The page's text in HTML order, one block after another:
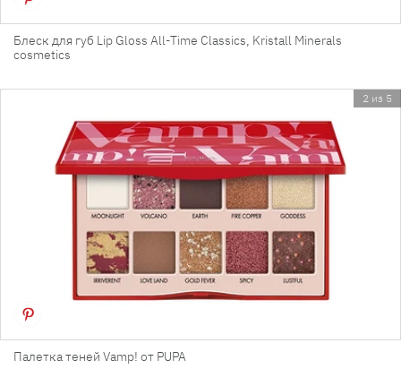
Блеск для губ Lip Gloss All-Time Classics, Kristall Minerals
cosmetics
2 из 5
Палетка теней Vamp! от PUPA